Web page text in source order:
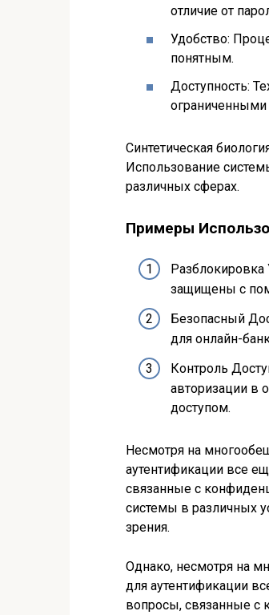
отличие от
Удобство:
понятным.
Доступность:
Синтетическая
Использование
различных сферах.
Примеры
Разблокировка
защищены с
Безопасный
для онлайн-
Контроль
авторизации в
доступом.
Несмотря на
аутентификации все
связанные с
системы в различных
зрения.
Однако, несмотря на
для аутентификации
вопросы, связанные с